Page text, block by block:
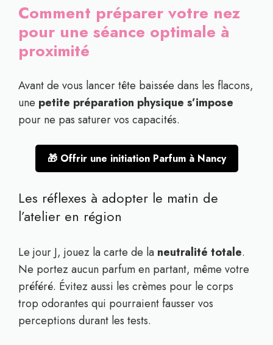
Comment préparer votre nez
pour une séance optimale à
proximité
Avant de vous lancer tête baissée dans les flacons,
une petite préparation physique s’impose
pour ne pas saturer vos capacités.
🎁 Offrir une initiation Parfum à Nancy
Les réflexes à adopter le matin de
l’atelier en région
Le jour J, jouez la carte de la neutralité totale.
Ne portez aucun parfum en partant, même votre
préféré. Évitez aussi les crèmes pour le corps
trop odorantes qui pourraient fausser vos
perceptions durant les tests.